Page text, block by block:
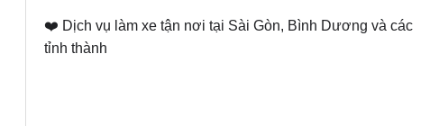
❤️ Dịch vụ làm xe tận nơi tại Sài Gòn, Bình Dương và các
tỉnh thành